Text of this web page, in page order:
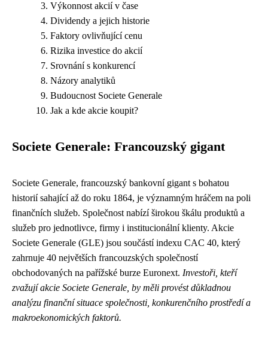
Výkonnost akcií v čase
Dividendy a jejich historie
Faktory ovlivňující cenu
Rizika investice do akcií
Srovnání s konkurencí
Názory analytiků
Budoucnost Societe Generale
Jak a kde akcie koupit?
Societe Generale: Francouzský gigant
Societe Generale, francouzský bankovní gigant s bohatou
historií sahající až do roku 1864, je významným hráčem na poli
finančních služeb. Společnost nabízí širokou škálu produktů a
služeb pro jednotlivce, firmy i institucionální klienty. Akcie
Societe Generale (GLE) jsou součástí indexu CAC 40, který
zahrnuje 40 největších francouzských společností
obchodovaných na pařížské burze Euronext. Investoři, kteří
zvažují akcie Societe Generale, by měli provést důkladnou
analýzu finanční situace společnosti, konkurenčního prostředí a
makroekonomických faktorů.